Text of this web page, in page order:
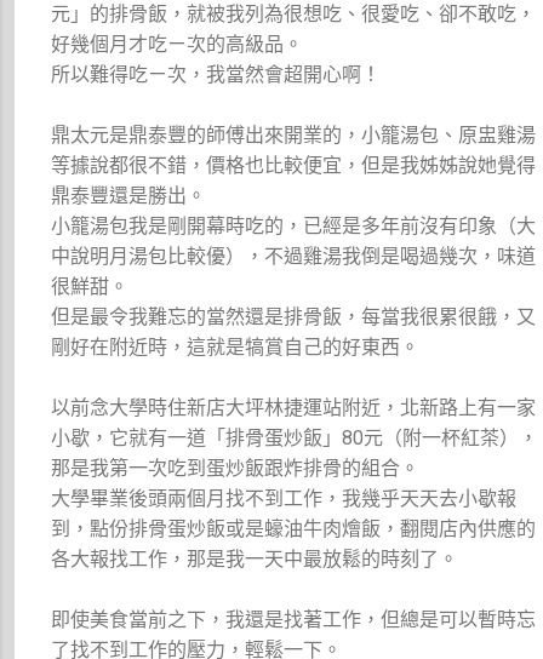
元」的排骨飯，就被我列為很想吃、很愛吃、卻不敢吃，
好幾個月才吃ㄧ次的高級品。
所以難得吃ㄧ次，我當然會超開心啊！
鼎太元是鼎泰豐的師傅出來開業的，小籠湯包、原盅雞湯
等據說都很不錯，價格也比較便宜，但是我姊姊說她覺得
鼎泰豐還是勝出。
小籠湯包我是剛開幕時吃的，已經是多年前沒有印象（大
中說明月湯包比較優），不過雞湯我倒是喝過幾次，味道
很鮮甜。
但是最令我難忘的當然還是排骨飯，每當我很累很餓，又
剛好在附近時，這就是犒賞自己的好東西。
以前念大學時住新店大坪林捷運站附近，北新路上有一家
小歇，它就有一道「排骨蛋炒飯」80元（附一杯紅茶），
那是我第一次吃到蛋炒飯跟炸排骨的組合。
大學畢業後頭兩個月找不到工作，我幾乎天天去小歇報
到，點份排骨蛋炒飯或是蠔油牛肉燴飯，翻閱店內供應的
各大報找工作，那是我一天中最放鬆的時刻了。
即使美食當前之下，我還是找著工作，但總是可以暫時忘
了找不到工作的壓力，輕鬆一下。